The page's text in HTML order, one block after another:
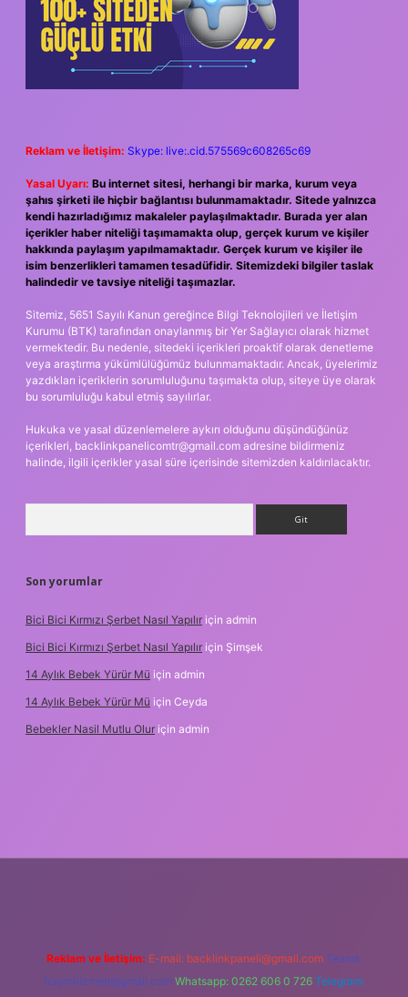
Reklam ve İletişim: Skype: live:.cid.575569c608265c69
Yasal Uyarı: Bu internet sitesi, herhangi bir marka, kurum veya
şahıs şirketi ile hiçbir bağlantısı bulunmamaktadır. Sitede yalnızca
kendi hazırladığımız makaleler paylaşılmaktadır. Burada yer alan
içerikler haber niteliği taşımamakta olup, gerçek kurum ve kişiler
hakkında paylaşım yapılmamaktadır. Gerçek kurum ve kişiler ile
isim benzerlikleri tamamen tesadüfidir. Sitemizdeki bilgiler taslak
halindedir ve tavsiye niteliği taşımazlar.
Sitemiz, 5651 Sayılı Kanun gereğince Bilgi Teknolojileri ve İletişim
Kurumu (BTK) tarafından onaylanmış bir Yer Sağlayıcı olarak hizmet
vermektedir. Bu nedenle, sitedeki içerikleri proaktif olarak denetleme
veya araştırma yükümlülüğümüz bulunmamaktadır. Ancak, üyelerimiz
yazdıkları içeriklerin sorumluluğunu taşımakta olup, siteye üye olarak
bu sorumluluğu kabul etmiş sayılırlar.
Hukuka ve yasal düzenlemelere aykırı olduğunu düşündüğünüz
içerikleri, backlinkpanelicomtr@gmail.com adresine bildirmeniz
halinde, ilgili içerikler yasal süre içerisinde sitemizden kaldırılacaktır.
Son yorumlar
Bici Bici Kırmızı Şerbet Nasıl Yapılır için admin
Bici Bici Kırmızı Şerbet Nasıl Yapılır için Şimşek
14 Aylık Bebek Yürür Mü için admin
14 Aylık Bebek Yürür Mü için Ceyda
Bebekler Nasil Mutlu Olur için admin
Reklam ve İletişim: E-mail: backlinkpaneli@gmail.com Teams:
forumhizmeti@gmail.com Whatsapp: 0262 606 0 726 Telegram: